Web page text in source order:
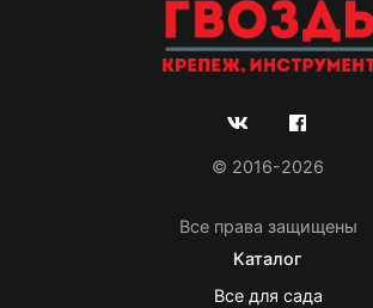
© 2016-2026
Все права защищены
Каталог
Все для сада